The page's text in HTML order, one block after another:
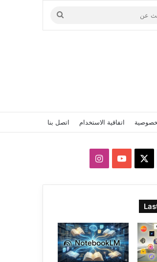
جانبي
بحث
عن
اتفاقية الاستخدام اتصل بنا
‫YouTubeانستقرام